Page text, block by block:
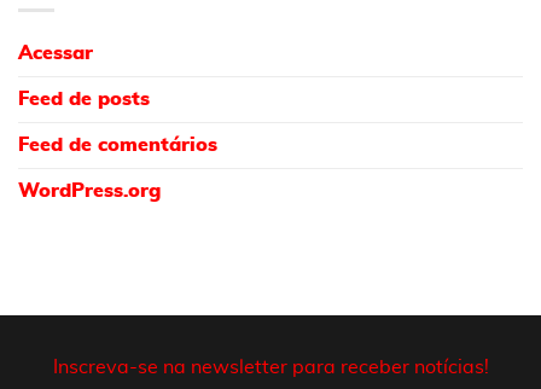
Acessar
Feed de posts
Feed de comentários
WordPress.org
Inscreva-se na newsletter para receber notícias!